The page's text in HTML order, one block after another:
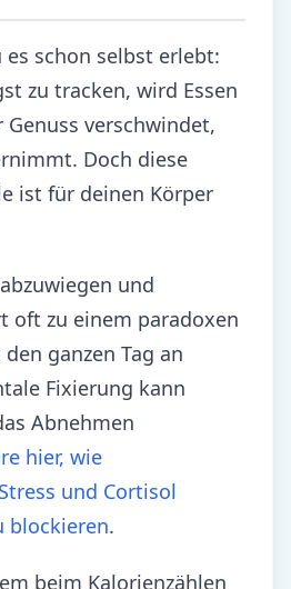
schon selbst erlebt:
zu tracken, wird Essen
Genuss verschwindet,
Doch diese
ist für deinen Körper
und
oft zu einem paradoxen
ganzen Tag an
Fixierung kann
Abnehmen
hier, wie
und Cortisol
blockieren.
beim Kalorienzählen